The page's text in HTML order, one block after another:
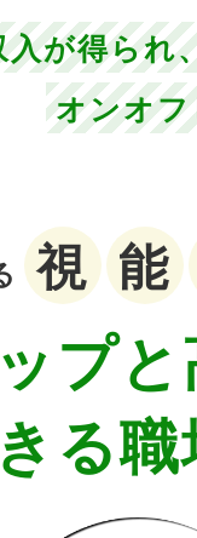
入が得られ
オンオ
視 能
プ
る職